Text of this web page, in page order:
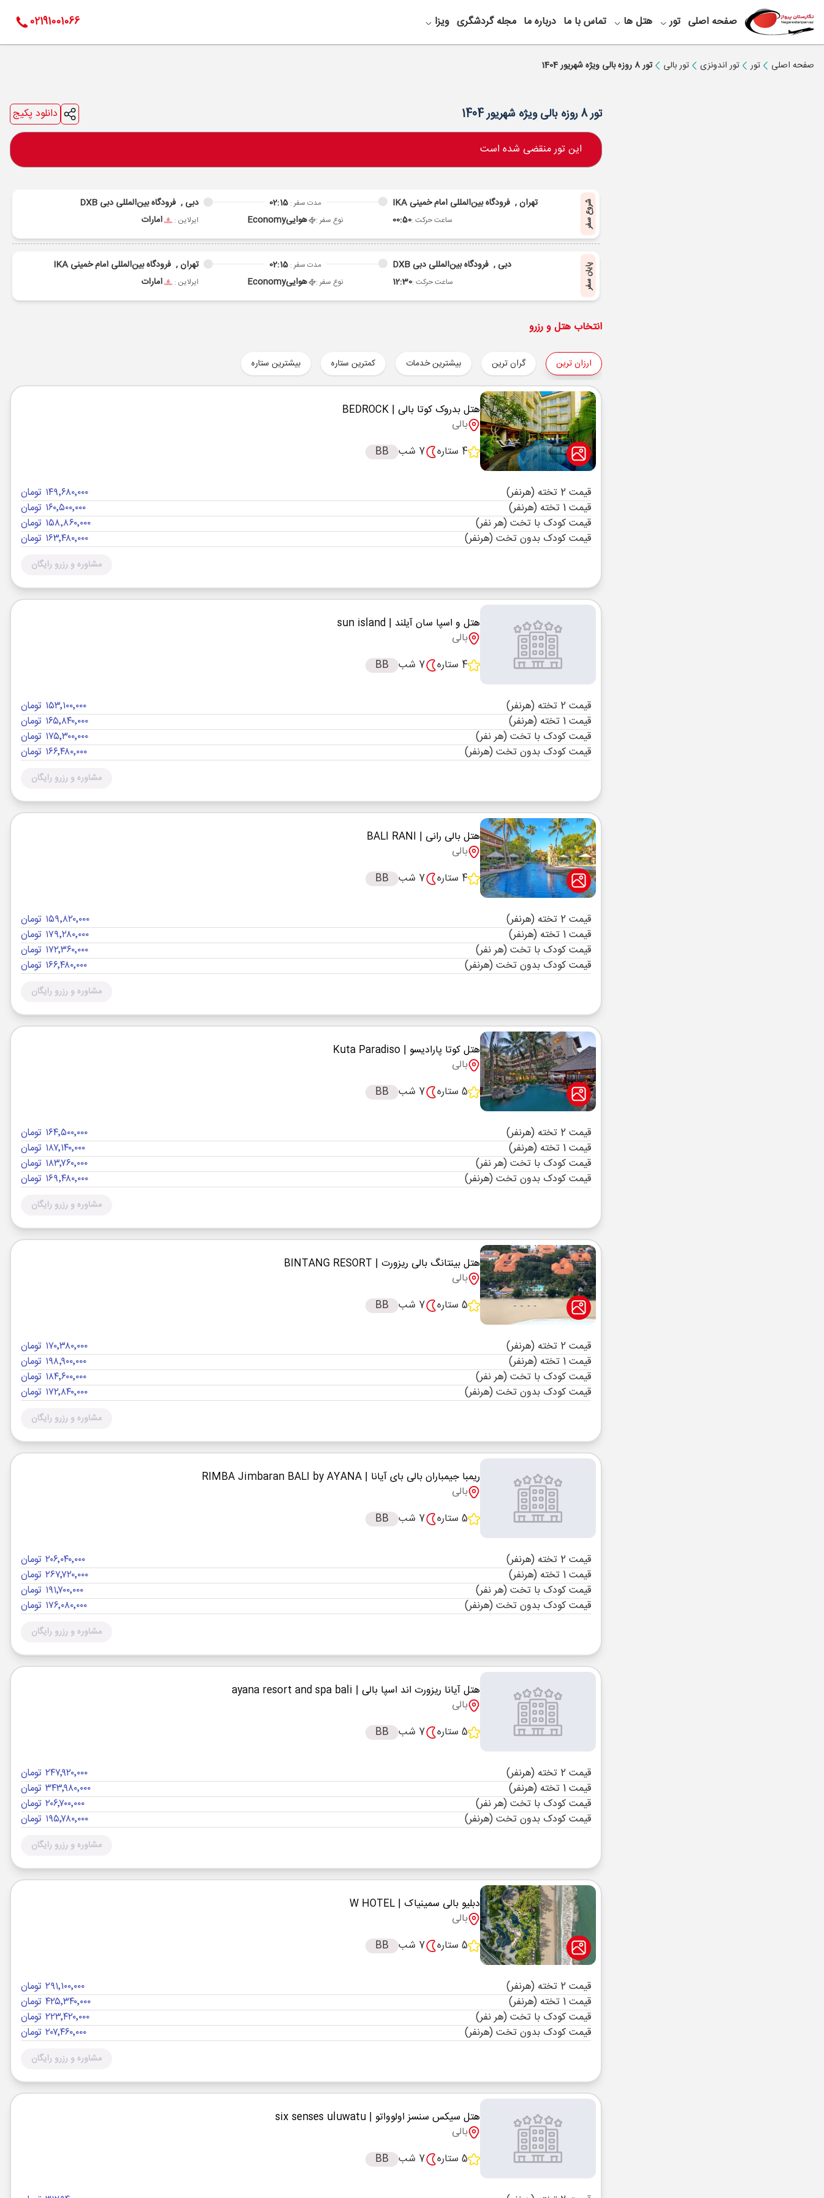
صفحه اصلی تور هتل ها تماس با ما درباره ما مجله گردشگری ویزا 02191001066
صفحه اصلی تور تور اندونزی تور بالی تور 8 روزه بالی ویژه شهریور 1404
تور 8 روزه بالی ویژه شهریور 1404 دانلود پکیج
این تور منقضی شده است
شروع سفر تهران , فرودگاه بین‌المللی امام خمینی IKA
ساعت حرکت :00:50
مدت سفر : 02:15
نوع سفر : هواییEconomy
دبی , فرودگاه بین‌المللی دبی DXB
ایرلاین : امارات
پایان سفر دبی , فرودگاه بین‌المللی دبی DXB
ساعت حرکت :12:30
مدت سفر : 02:15
نوع سفر : هواییEconomy
تهران , فرودگاه بین‌المللی امام خمینی IKA
ایرلاین : امارات
انتخاب هتل و رزرو
ارزان ترین گران ترین بیشترین خدمات کمترین ستاره بیشترین ستاره
هتل بدروک کوتا بالی | BEDROCK
بالی
4 ستاره
7 شب BB
قیمت 2 تخته (هرنفر)
۱۴۹٬۶۸۰٬۰۰۰ تومان
قیمت 1 تخته (هرنفر)
۱۶۰٬۵۰۰٬۰۰۰ تومان
قیمت کودک با تخت (هر نفر)
۱۵۸٬۸۶۰٬۰۰۰ تومان
قیمت کودک بدون تخت (هرنفر)
۱۶۳٬۴۸۰٬۰۰۰ تومان
مشاوره و رزرو رایگان
هتل و اسپا سان آیلند | sun island
بالی
4 ستاره
7 شب BB
قیمت 2 تخته (هرنفر)
۱۵۳٬۱۰۰٬۰۰۰ تومان
قیمت 1 تخته (هرنفر)
۱۶۵٬۸۴۰٬۰۰۰ تومان
قیمت کودک با تخت (هر نفر)
۱۷۵٬۳۰۰٬۰۰۰ تومان
قیمت کودک بدون تخت (هرنفر)
۱۶۶٬۴۸۰٬۰۰۰ تومان
مشاوره و رزرو رایگان
هتل بالی رانی | BALI RANI
بالی
4 ستاره
7 شب BB
قیمت 2 تخته (هرنفر)
۱۵۹٬۸۲۰٬۰۰۰ تومان
قیمت 1 تخته (هرنفر)
۱۷۹٬۲۸۰٬۰۰۰ تومان
قیمت کودک با تخت (هر نفر)
۱۷۲٬۳۶۰٬۰۰۰ تومان
قیمت کودک بدون تخت (هرنفر)
۱۶۶٬۴۸۰٬۰۰۰ تومان
مشاوره و رزرو رایگان
هتل کوتا پارادیسو | Kuta Paradiso
بالی
5 ستاره
7 شب BB
قیمت 2 تخته (هرنفر)
۱۶۴٬۵۰۰٬۰۰۰ تومان
قیمت 1 تخته (هرنفر)
۱۸۷٬۱۴۰٬۰۰۰ تومان
قیمت کودک با تخت (هر نفر)
۱۸۳٬۷۶۰٬۰۰۰ تومان
قیمت کودک بدون تخت (هرنفر)
۱۶۹٬۴۸۰٬۰۰۰ تومان
مشاوره و رزرو رایگان
هتل بینتانگ بالی ریزورت | BINTANG RESORT
بالی
5 ستاره
7 شب BB
قیمت 2 تخته (هرنفر)
۱۷۰٬۳۸۰٬۰۰۰ تومان
قیمت 1 تخته (هرنفر)
۱۹۸٬۹۰۰٬۰۰۰ تومان
قیمت کودک با تخت (هر نفر)
۱۸۴٬۶۰۰٬۰۰۰ تومان
قیمت کودک بدون تخت (هرنفر)
۱۷۲٬۸۴۰٬۰۰۰ تومان
مشاوره و رزرو رایگان
ریمبا جیمباران بالی بای آیانا | RIMBA Jimbaran BALI by AYANA
بالی
5 ستاره
7 شب BB
قیمت 2 تخته (هرنفر)
۲۰۶٬۰۴۰٬۰۰۰ تومان
قیمت 1 تخته (هرنفر)
۲۶۷٬۷۲۰٬۰۰۰ تومان
قیمت کودک با تخت (هر نفر)
۱۹۱٬۷۰۰٬۰۰۰ تومان
قیمت کودک بدون تخت (هرنفر)
۱۷۶٬۰۸۰٬۰۰۰ تومان
مشاوره و رزرو رایگان
هتل آیانا ریزورت اند اسپا بالی | ayana resort and spa bali
بالی
5 ستاره
7 شب BB
قیمت 2 تخته (هرنفر)
۲۴۷٬۹۲۰٬۰۰۰ تومان
قیمت 1 تخته (هرنفر)
۳۴۳٬۹۸۰٬۰۰۰ تومان
قیمت کودک با تخت (هر نفر)
۲۰۶٬۷۰۰٬۰۰۰ تومان
قیمت کودک بدون تخت (هرنفر)
۱۹۵٬۷۸۰٬۰۰۰ تومان
مشاوره و رزرو رایگان
دبلیو بالی سمینیاک | W HOTEL
بالی
5 ستاره
7 شب BB
قیمت 2 تخته (هرنفر)
۲۹۱٬۱۰۰٬۰۰۰ تومان
قیمت 1 تخته (هرنفر)
۴۲۵٬۳۴۰٬۰۰۰ تومان
قیمت کودک با تخت (هر نفر)
۲۲۳٬۴۲۰٬۰۰۰ تومان
قیمت کودک بدون تخت (هرنفر)
۲۰۷٬۴۶۰٬۰۰۰ تومان
مشاوره و رزرو رایگان
هتل سیکس سنسز اولوواتو | six senses uluwatu
بالی
5 ستاره
7 شب BB